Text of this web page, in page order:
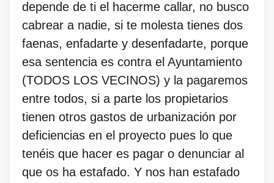
depende de ti el hacerme callar, no busco
cabrear a nadie, si te molesta tienes dos
faenas, enfadarte y desenfadarte, porque
esa sentencia es contra el Ayuntamiento
(TODOS LOS VECINOS) y la pagaremos
entre todos, si a parte los propietarios
tienen otros gastos de urbanización por
deficiencias en el proyecto pues lo que
tenéis que hacer es pagar o denunciar al
que os ha estafado. Y nos han estafado